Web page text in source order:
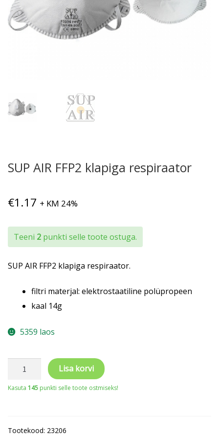
SUP AIR FFP2 klapiga respiraator
€1.17 + KM 24%
Teeni 2 punkti selle toote ostuga.
SUP AIR FFP2 klapiga respiraator.
filtri materjal: elektrostaatiline polüpropeen
kaal 14g
5359 laos
Lisa korvi
Kasuta 145 punkti selle toote ostmiseks!
Tootekood: 23206